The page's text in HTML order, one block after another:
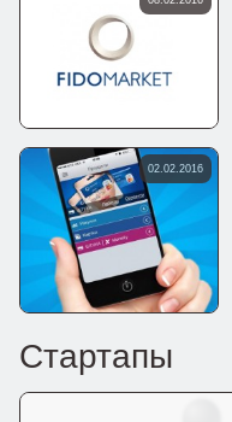
02.02.2016
Стартапы